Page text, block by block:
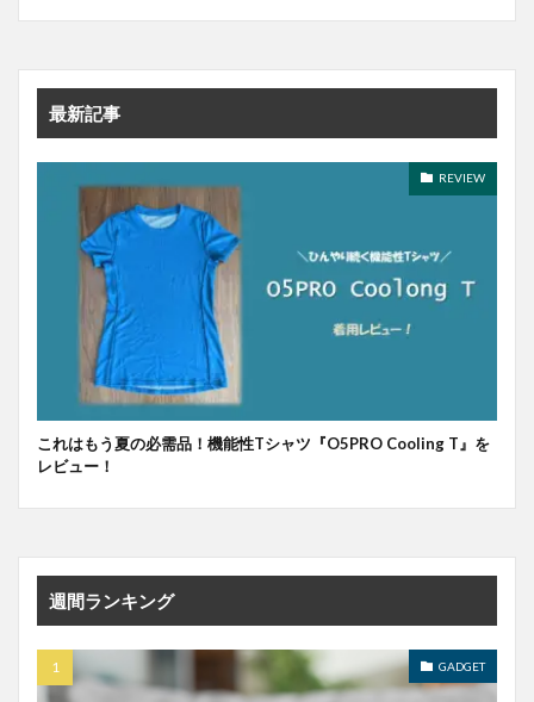
最新記事
REVIEW
これはもう夏の必需品！機能性Tシャツ『O5PRO Cooling T』を
レビュー！
週間ランキング
GADGET